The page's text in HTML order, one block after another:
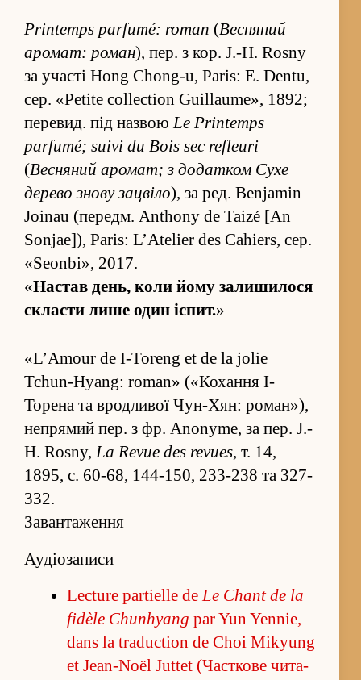
Printemps parfumé: roman (Весняний
аромат: роман), пер. з кор. J.-H. Rosny
за участі Hong Chong-u, Paris: E. Dentu,
сер. «Petite collection Guillaume», 1892;
пере­вид. під на­звою Le Printemps
parfumé; suivi du Bois sec refleuri
(Весняний аромат; з додатком Сухе
дерево знову зацвіло), за ред. Benjamin
Joinau (передм. Anthony de Taizé [An
Sonjae]), Paris: L’Atelier des Cahiers, сер.
«Seonbi», 2017.
«На­став день, коли йому залишилося
скласти лише один іспит.»
«L’Amour de I-Toreng et de la jolie
Tchun-Hyang: roman» («Коха­ння І-
Торена та вродливої Чун-Хян: роман»),
непрямий пер. з фр. Anonyme, за пер. J.-
H. Rosny,La Revue des revues, т. 14,
1895, с. 60-68, 144-150, 233-238 та 327-
332.
Завантаження
Аудіозаписи
Lecture partielle deLe Chant de la
fidèle Chunhyang par Yun Yennie,
dans la traduction de Choi Mikyung
et Jean-Noël Juttet (Часткове чита­